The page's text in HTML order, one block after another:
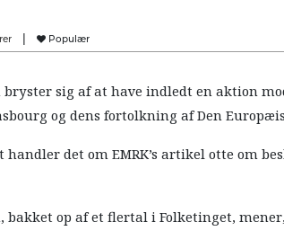
Populær
bryster sig af at have indledt en aktion
og dens fortolkning af Den
det om EMRK’s artikel otte om
bakket op af et flertal i Folketinget,